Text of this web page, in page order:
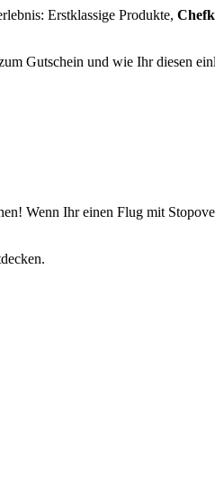
Erstklassige Produkte,
Gutschein und wie Ihr diesen
Wenn Ihr einen Flug mit